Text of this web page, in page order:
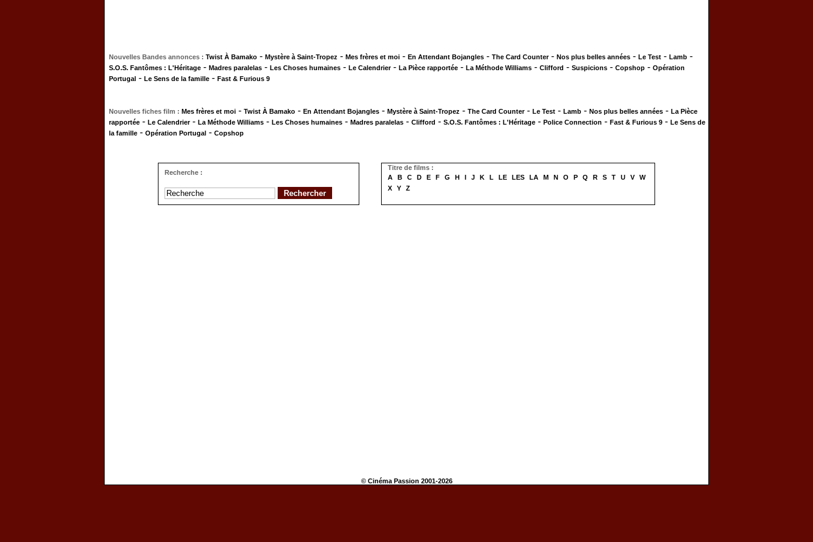
Nouvelles Bandes annonces : Twist À Bamako - Mystère à Saint-Tropez - Mes frères et moi - En Attendant Bojangles - The Card Counter- Nos plus belles années - Le Test - Lamb -
S.O.S. Fantômes : L'Héritage - Madres paralelas - Les Choses humaines - Le Calendrier- La Pièce rapportée - La Méthode Williams - Clifford - Suspicions - Copshop - Opération
Portugal - Le Sens de la famille - Fast & Furious 9
Nouvelles fiches film : Mes frères et moi - Twist À Bamako - En Attendant Bojangles - Mystère à Saint-Tropez - The Card Counter- Le Test - Lamb - Nos plus belles années - La Pièce
rapportée - Le Calendrier- La Méthode Williams - Les Choses humaines - Madres paralelas - Clifford - S.O.S. Fantômes : L'Héritage - Police Connection - Fast & Furious 9 - Le Sens de
la famille - Opération Portugal - Copshop
Recherche :
Titre de films :
A
B C D E F G H I J K L LE LES LA M N O P Q R S T U V
W
X
Y Z
© Cinéma Passion 2001-2026